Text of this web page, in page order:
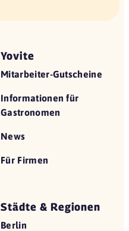
Yovite
Mitarbeiter-Gutscheine
Informationen für
Gastronomen
News
Für Firmen
Städte & Regionen
Berlin